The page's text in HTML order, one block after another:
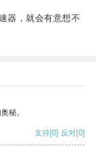
，就会有意想不
秘。
支持[0] 反对[0]